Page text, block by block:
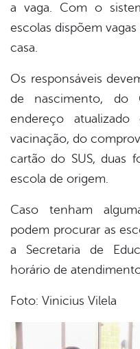
a vaga. Com o
escolas dispõem
casa.
Os responsáveis
de nascimento, do
endereço
vacinação, do
cartão do SUS, duas
escola de origem.
Caso tenham
podem procurar as
a Secretaria de
horário de
Foto: Vinicius Vilela